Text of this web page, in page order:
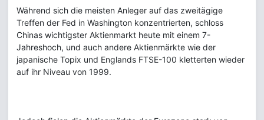
Während sich die meisten Anleger auf das zweitägige
Treffen der Fed in Washington konzentrierten, schloss
Chinas wichtigster Aktienmarkt heute mit einem 7-
Jahreshoch, und auch andere Aktienmärkte wie der
japanische Topix und Englands FTSE-100 kletterten wieder
auf ihr Niveau von 1999.